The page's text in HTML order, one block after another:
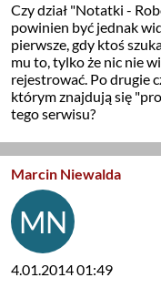
Czy dział "Notatki -
powinien być jednak
pierwsze, gdy ktoś
mu to, tylko że nic nie
rejestrować. Po drugie
którym znajdują się
tego serwisu?
Marcin Niewalda
4.01.2014 01:49